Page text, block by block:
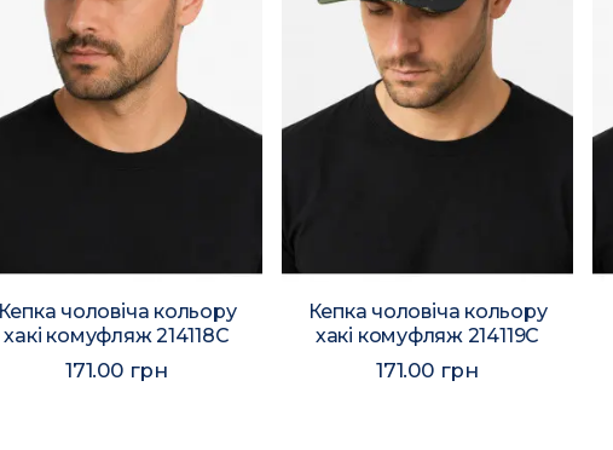
Кепка чоловіча кольору
хакі комуфляж 214118C
171.00 грн
Кепка чоловіча кольору
хакі комуфляж 214119C
171.00 грн